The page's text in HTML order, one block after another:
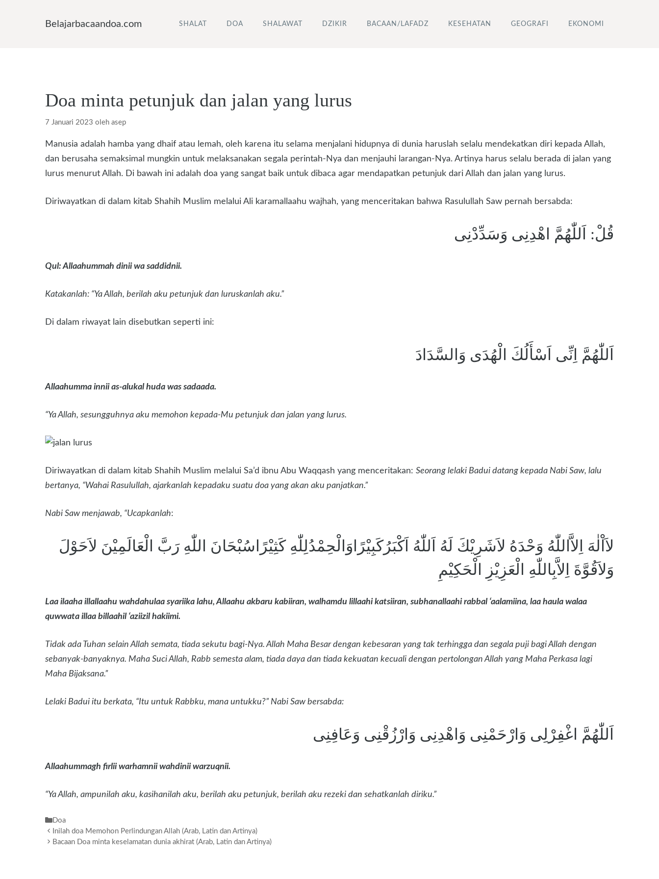
Belajarbacaandoa.com SHALAT DOA SHALAWAT DZIKIR BACAAN/LAFADZ KESEHATAN GEOGRAFI EKONOMI
Doa minta petunjuk dan jalan yang lurus
7 Januari 2023 oleh asep
Manusia adalah hamba yang dhaif atau lemah, oleh karena itu selama menjalani hidupnya di dunia haruslah selalu mendekatkan diri kepada Allah,
dan berusaha semaksimal mungkin untuk melaksanakan segala perintah-Nya dan menjauhi larangan-Nya. Artinya harus selalu berada di jalan yang
lurus menurut Allah. Di bawah ini adalah doa yang sangat baik untuk dibaca agar mendapatkan petunjuk dari Allah dan jalan yang lurus.
Diriwayatkan di dalam kitab Shahih Muslim melalui Ali karamallaahu wajhah, yang menceritakan bahwa Rasulullah Saw pernah bersabda:
قُلْ: اَللّٰهُمَّ اهْدِنِى وَسَدِّدْنِى
Qul: Allaahummah dinii wa saddidnii.
Katakanlah: “Ya Allah, berilah aku petunjuk dan luruskanlah aku.”
Di dalam riwayat lain disebutkan seperti ini:
اَللّٰهُمَّ اِنِّى اَسْأَلُكَ الْهُدَى وَالسَّدَادَ
Allaahumma innii as-alukal huda was sadaada.
“Ya Allah, sesungguhnya aku memohon kepada-Mu petunjuk dan jalan yang lurus.
Diriwayatkan di dalam kitab Shahih Muslim melalui Sa’d ibnu Abu Waqqash yang menceritakan: Seorang lelaki Badui datang kepada Nabi Saw, lalu
bertanya, “Wahai Rasulullah, ajarkanlah kepadaku suatu doa yang akan aku panjatkan.”
Nabi Saw menjawab, “Ucapkanlah:
لاَاْلٰهَ اِلاَّاللّٰهُ وَحْدَهُ لاَشَرِيْكَ لَهُ اَللّٰهُ اَكْبَرُكَبِيْرًاوَالْحِمْدُلِلّٰهِ كَثِيْرًاسُبْحَانَ اللّٰهِ رَبَّ الْعَالَمِيْنَ لاَحَوْلَ
وَلاَقُوَّةَ اِلاَّبِاللّٰهِ الْعَزِيْزِ الْحَكِيْمِ
Laa ilaaha illallaahu wahdahulaa syariika lahu, Allaahu akbaru kabiiran, walhamdu lillaahi katsiiran, subhanallaahi rabbal ‘aalamiina, laa haula walaa
quwwata illaa billaahil ‘aziizil hakiimi.
Tidak ada Tuhan selain Allah semata, tiada sekutu bagi-Nya. Allah Maha Besar dengan kebesaran yang tak terhingga dan segala puji bagi Allah dengan
sebanyak-banyaknya. Maha Suci Allah, Rabb semesta alam, tiada daya dan tiada kekuatan kecuali dengan pertolongan Allah yang Maha Perkasa lagi
Maha Bijaksana.”
Lelaki Badui itu berkata, “Itu untuk Rabbku, mana untukku?” Nabi Saw bersabda:
اَللّٰهُمَّ اغْفِرْلِى وَارْحَمْنِى وَاهْدِنِى وَارْزُقْنِى وَعَافِنِى
Allaahummagh firlii warhamnii wahdinii warzuqnii.
“Ya Allah, ampunilah aku, kasihanilah aku, berilah aku petunjuk, berilah aku rezeki dan sehatkanlah diriku.”
Kategori
Doa
Inilah doa Memohon Perlindungan Allah (Arab, Latin dan Artinya)
Bacaan Doa minta keselamatan dunia akhirat (Arab, Latin dan Artinya)